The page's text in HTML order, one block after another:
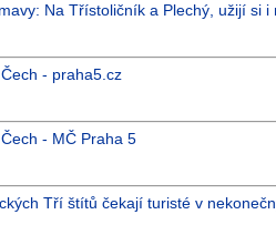
Na Třístoličník a Plechý, užijí si
- praha5.cz
- MČ Praha 5
Tří štítů čekají turisté v